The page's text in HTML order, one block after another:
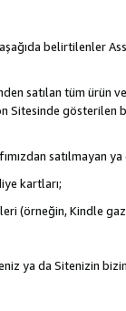
belirtilenler
satılan tüm ürün
Sitesinde gösterilen
satılmayan
kartları;
(örneğin, Kindle
ya da Sitenizin